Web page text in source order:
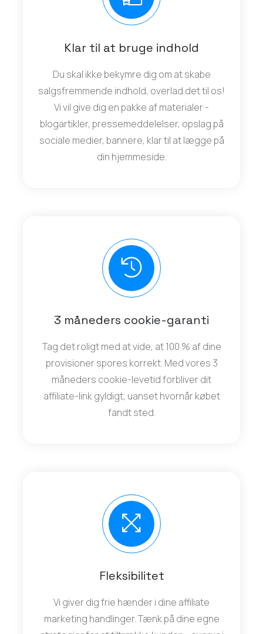
Klar til at bruge indhold
Du skal ikke bekymre dig om at skabe
salgsfremmende indhold, overlad det til os!
Vi vil give dig en pakke af materialer -
blogartikler, pressemeddelelser, opslag på
sociale medier, bannere, klar til at lægge på
din hjemmeside.
3 måneders cookie-garanti
Tag det roligt med at vide, at 100 % af dine
provisioner spores korrekt. Med vores 3
måneders cookie-levetid forbliver dit
affiliate-link gyldigt, uanset hvornår købet
fandt sted.
Fleksibilitet
Vi giver dig frie hænder i dine affiliate
marketing handlinger. Tænk på dine egne